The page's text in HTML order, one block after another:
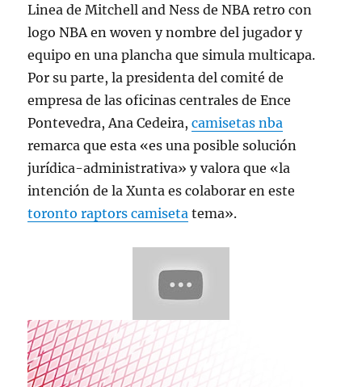
Linea de Mitchell and Ness de NBA retro con
logo NBA en woven y nombre del jugador y
equipo en una plancha que simula multicapa.
Por su parte, la presidenta del comité de
empresa de las oficinas centrales de Ence
Pontevedra, Ana Cedeira,camisetas nba
remarca que esta «es una posible solución
jurídica-administrativa» y valora que «la
intención de la Xunta es colaborar en este
toronto raptors camiseta tema».